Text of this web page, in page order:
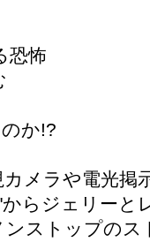
恐怖
か!?
メラや電光掲
らジェリーと
ストップのス